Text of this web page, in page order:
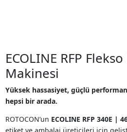
ECOLINE RFP Flekso
Makinesi
Yüksek hassasiyet, güçlü
hepsi bir arada.
ROTOCON’un ECOLINE RFP 340E |